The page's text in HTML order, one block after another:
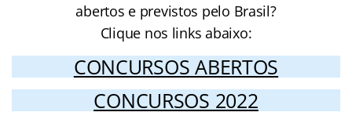
abertos e previstos pelo Brasil?
Clique nos links abaixo:
CONCURSOS ABERTOS
CONCURSOS 2022